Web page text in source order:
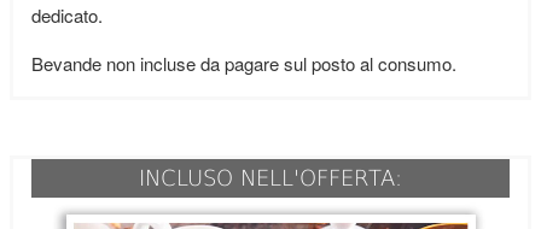
dedicato.
Bevande non incluse da pagare sul posto al consumo.
INCLUSO NELL'OFFERTA: